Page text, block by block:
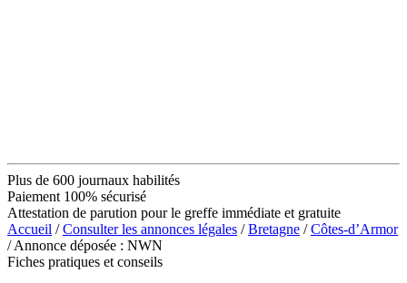
Plus de 600 journaux habilités
Paiement 100% sécurisé
Attestation de parution pour le greffe immédiate et gratuite
Accueil /Consulter les annonces légales /Bretagne /Côtes-d’Armor
/ Annonce déposée : NWN
Fiches pratiques et conseils